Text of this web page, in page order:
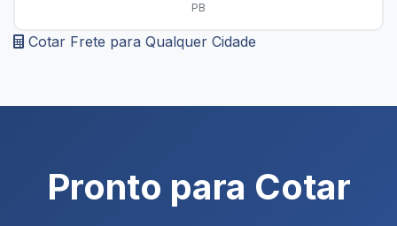
PB
Cotar Frete para Qualquer Cidade
Pronto para Cotar